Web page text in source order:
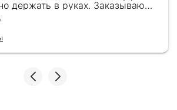
держать в руках. Заказываю
раз для бизнес-партнеров,
— от общения с
до качества самих книг.